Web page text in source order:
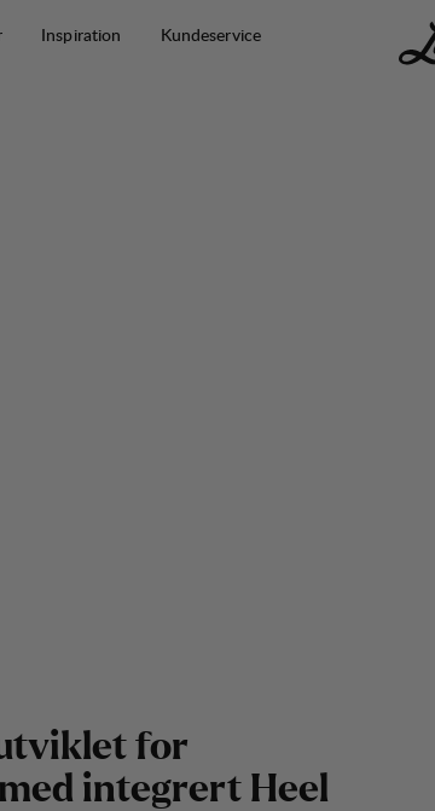
Inspiration Kundeservice
tviklet for
med integrert Heel